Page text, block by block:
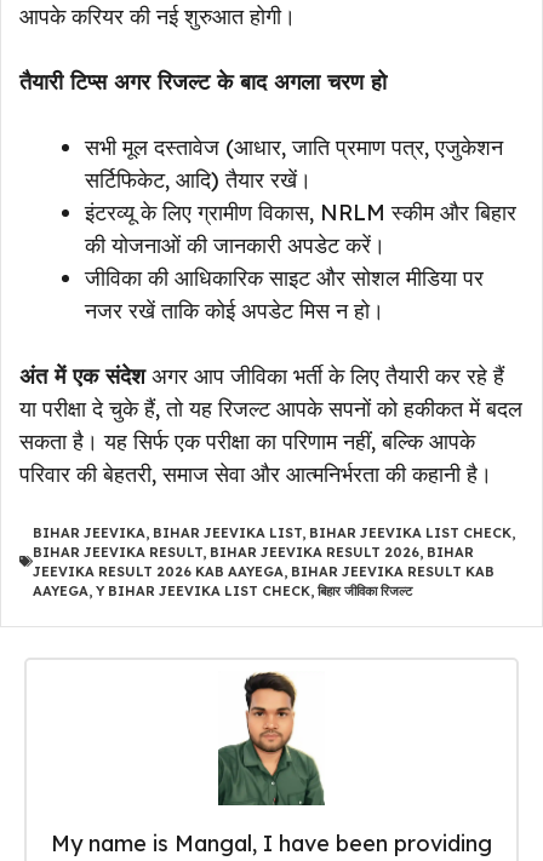
आपके करियर की नई शुरुआत होगी।
तैयारी टिप्स अगर रिजल्ट के बाद अगला चरण हो
सभी मूल दस्तावेज (आधार, जाति प्रमाण पत्र, एजुकेशन
सर्टिफिकेट, आदि) तैयार रखें।
इंटरव्यू के लिए ग्रामीण विकास, NRLM स्कीम और बिहार
की योजनाओं की जानकारी अपडेट करें।
जीविका की आधिकारिक साइट और सोशल मीडिया पर
नजर रखें ताकि कोई अपडेट मिस न हो।
अंत में एक संदेशअगर आप जीविका भर्ती के लिए तैयारी कर रहे हैं
या परीक्षा दे चुके हैं, तो यह रिजल्ट आपके सपनों को हकीकत में बदल
सकता है। यह सिर्फ एक परीक्षा का परिणाम नहीं, बल्कि आपके
परिवार की बेहतरी, समाज सेवा और आत्मनिर्भरता की कहानी है।
BIHAR JEEVIKA BIHAR JEEVIKA LIST BIHAR JEEVIKA LIST CHECK
BIHAR JEEVIKA RESULT BIHAR JEEVIKA RESULT 2026 BIHAR
JEEVIKA RESULT 2026 KAB AAYEGA BIHAR JEEVIKA RESULT KAB
AAYEGA Y BIHAR JEEVIKA LIST CHECK बिहार जीविका रिजल्ट
My name is Mangal, I have been providing